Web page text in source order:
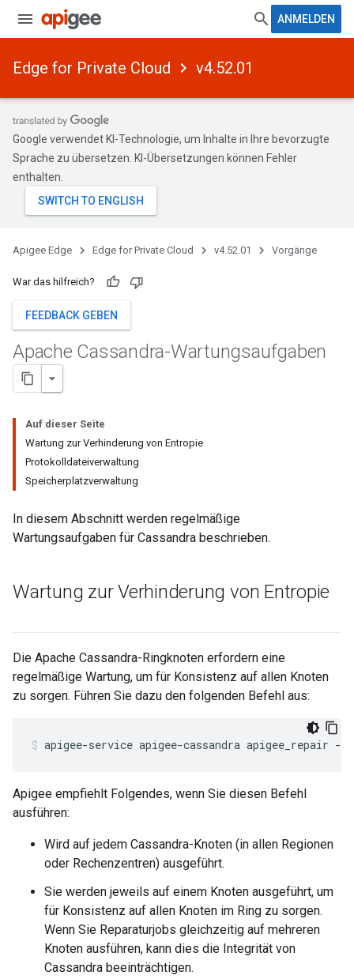
ANMELDEN
Edge for Private Cloud v4.52.01
Google verwendet KI-Technologie, um Inhalte in Ihre bevorzugte
Sprache zu übersetzen. KI-Übersetzungen können Fehler
enthalten.
Apigee Edge Edge for Private Cloud v4.52.01 Vorgänge
War das hilfreich?
FEEDBACK GEBEN
Apache Cassandra-Wartungsaufgaben
Auf dieser Seite
Wartung zur Verhinderung von Entropie
Protokolldateiverwaltung
Speicherplatzverwaltung
In diesem Abschnitt werden regelmäßige
Wartungsaufgaben für Cassandra beschrieben.
Wartung zur Verhinderung von Entropie
Die Apache Cassandra-Ringknoten erfordern eine
regelmäßige Wartung, um für Konsistenz auf allen Knoten
zu sorgen. Führen Sie dazu den folgenden Befehl aus:
apigee-service apigee-cassandra apigee_repair -pr
Apigee empfiehlt Folgendes, wenn Sie diesen Befehl
ausführen:
Wird auf jedem Cassandra-Knoten (in allen Regionen
oder Rechenzentren) ausgeführt.
Sie werden jeweils auf einem Knoten ausgeführt, um
für Konsistenz auf allen Knoten im Ring zu sorgen.
Wenn Sie Reparaturjobs gleichzeitig auf mehreren
Knoten ausführen, kann dies die Integrität von
Cassandra beeinträchtigen.